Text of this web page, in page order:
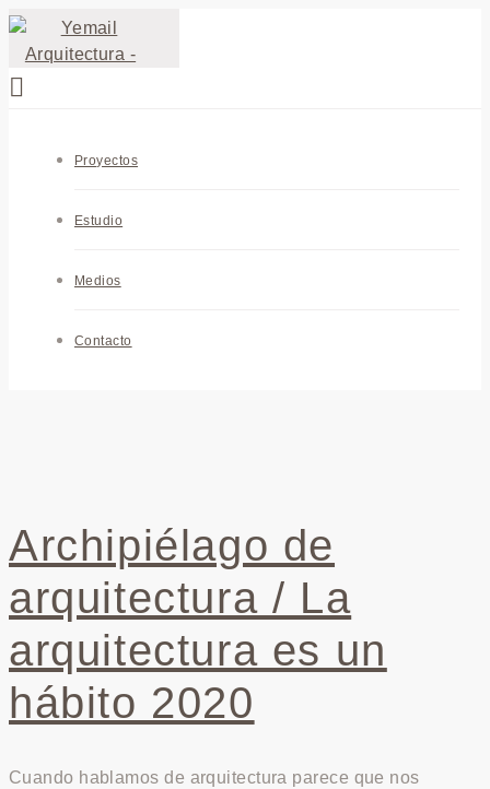
Proyectos
Estudio
Medios
Contacto
Archipiélago de
arquitectura / La
arquitectura es un
hábito 2020
Cuando hablamos de arquitectura parece que nos